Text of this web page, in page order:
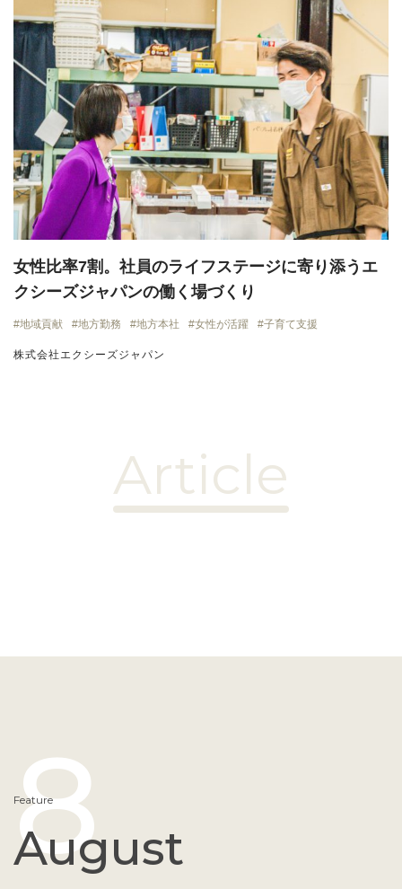
女性比率7割。社員のライフステージに寄り添うエ
クシーズジャパンの働く場づくり
地域貢献 地方勤務 地方本社 女性が活躍 子育て支援
株式会社エクシーズジャパン
Article
Feature
8
August